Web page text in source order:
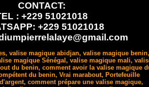
CONTACT:
: +229 51021018
+229 51021018
valise magique abidjan, valise magique benin,
magique Sénégal, valise magique mali,
du benin, comment avoir la valise magique
du benin, Vrai marabout, Portefeuille
comment prépare une valise magique,